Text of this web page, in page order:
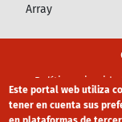
Array
Política
Este portal web utiliza
tener en cuenta sus